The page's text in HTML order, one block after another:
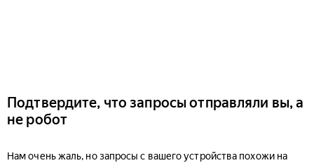
Подтвердите, что запросы отправляли вы, а
не робот
Нам очень жаль, но запросы с вашего устройства похожи на